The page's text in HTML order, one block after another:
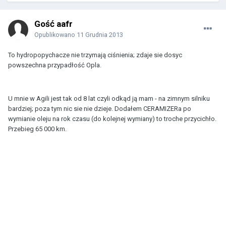
Gość aafr
Opublikowano 11 Grudnia 2013
To hydropopychacze nie trzymają ciśnienia; zdaje sie dosyc
powszechna przypadłość Opla.
U mnie w Agili jest tak od 8 lat czyli odkąd ją mam - na zimnym silniku
bardziej; poza tym nic sie nie dzieje. Dodałem CERAMIZERa po
wymianie oleju na rok czasu (do kolejnej wymiany) to troche przycichło.
Przebieg 65 000 km.